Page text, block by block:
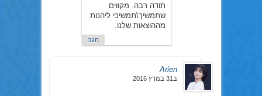
תודה רבה. מקווים
שתמשיך\תמשיכי ליהנות
מההוצאות שלנו.
הגב
Arien
ב31 במרץ 2016